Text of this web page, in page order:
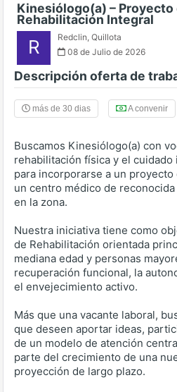
Kinesiólogo(a) – Proyecto
Rehabilitación Integral
R Redclin, Quillota
08 de Julio de 2026
Descripción oferta de
más de 30 dias A convenir
Buscamos Kinesiólogo(a) con
rehabilitación física y el
para incorporarse a un
un centro médico de
en la zona.
Nuestra iniciativa tiene como
de Rehabilitación orientada
mediana edad y personas
recuperación funcional, la
el envejecimiento activo.
Más que una vacante laboral,
que deseen aportar ideas,
de un modelo de atención
parte del crecimiento de una
proyección de largo plazo.